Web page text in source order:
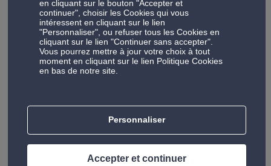
des disques de frein au changement du liquide
de frein pour nous assurer votre sécurité au
volant.
Les produits dans vos centres Auto 5
en cliquant sur le bouton "Accepter et
continuer", choisir les Cookies qui vous
intéressent en cliquant sur le lien
"Personnaliser", ou refuser tous les Cookies en
cliquant sur le lien "Continuer sans accepter".
Vous pourrez mettre à jour votre choix à tout
moment en cliquant sur le lien Politique Cookies
en bas de notre site.
Personnaliser
Accepter et continuer